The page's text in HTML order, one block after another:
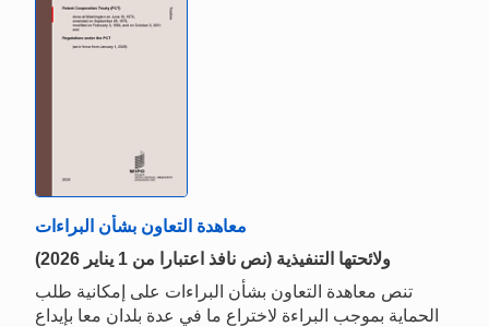
معاهدة التعاون بشأن البراءات
(نص نافذ اعتبارا من 1 يناير 2026) ولائحتها التنفيذية
تنص معاهدة التعاون بشأن البراءات على إمكانية طلب
الحماية بموجب البراءة لاختراع ما في عدة بلدان معا بإيداع